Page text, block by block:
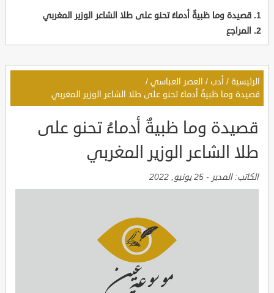
قصيدة وما ظبيةٌ أدماءُ تحنو على طلا الشاعر الوزير المغربي
المراجع
الرئيسية / أدب / العصر العباسي /
قصيدة وما ظبيةٌ أدماءُ تحنو على طلا الشاعر الوزير المغربي
قصيدة وما ظبيةٌ أدماءُ تحنو على
طلا الشاعر الوزير المغربي
الكاتب:المدير - 25 يونيو, 2022